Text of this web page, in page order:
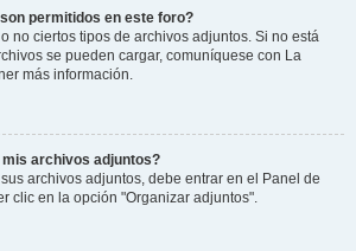
permitidos en este foro?
no ciertos tipos de archivos adjuntos. Si no está
se pueden cargar, comuníquese con La
más información.
archivos adjuntos?
archivos adjuntos, debe entrar en el Panel de
clic en la opción "Organizar adjuntos".